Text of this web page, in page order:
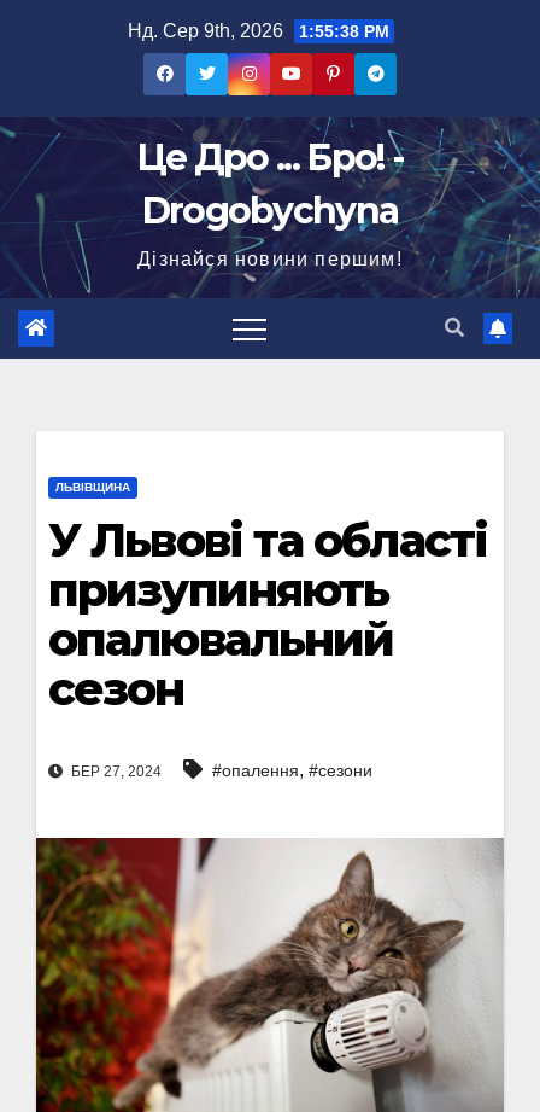
Нд. Сер 9th, 2026 1:55:39 PM
Це Дро ... Бро! -
Drogobychyna
Дізнайся новини першим!
ЛЬВІВЩИНА
У Львові та області
призупиняють
опалювальний
сезон
БЕР 27, 2024 #опалення, #сезони